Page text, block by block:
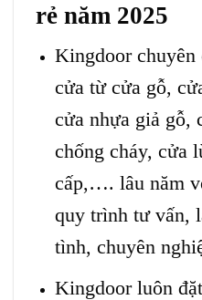
rẻ năm 2025
Kingdoor chuyên
cửa từ cửa gỗ,
cửa nhựa giả gỗ,
chống cháy, cửa
cấp,…. lâu năm
quy trình tư vấn,
tình, chuyên
Kingdoor luôn